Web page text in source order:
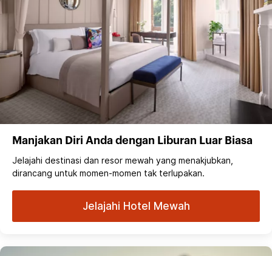
Manjakan Diri Anda dengan Liburan Luar Biasa
Jelajahi destinasi dan resor mewah yang menakjubkan,
dirancang untuk momen-momen tak terlupakan.
Jelajahi Hotel Mewah